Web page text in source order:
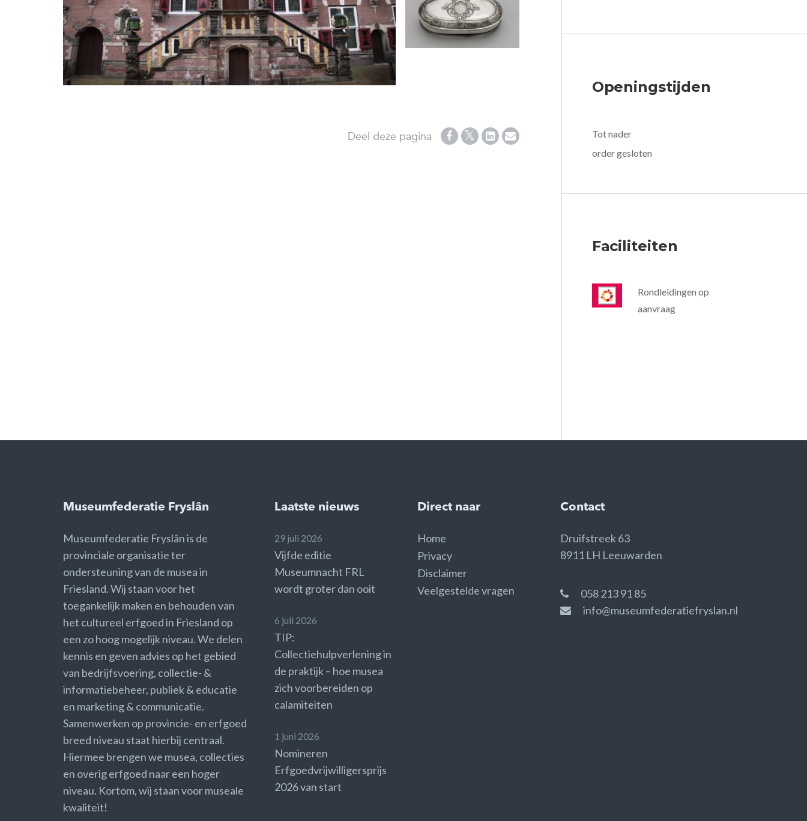
Deel deze pagina
Openingstijden
Tot nader
order gesloten
Faciliteiten
Rondleidingen op
aanvraag
Museumfederatie Fryslân
Museumfederatie Fryslân is de
provinciale organisatie ter
ondersteuning van de musea in
Friesland. Wij staan voor het
toegankelijk maken en behouden van
het cultureel erfgoed in Friesland op
een zo hoog mogelijk niveau. We delen
kennis en geven advies op het gebied
van bedrijfsvoering, collectie- &
informatiebeheer, publiek & educatie
en marketing & communicatie.
Samenwerken op provincie- en erfgoed
breed niveau staat hierbij centraal.
Hiermee brengen we musea, collecties
en overig erfgoed naar een hoger
niveau. Kortom, wij staan voor museale
kwaliteit!
Laatste nieuws
29 juli 2026
Vijfde editie
Museumnacht FRL
wordt groter dan ooit
6 juli 2026
TIP:
Collectiehulpverlening in
de praktijk – hoe musea
zich voorbereiden op
calamiteiten
1 juni 2026
Nomineren
Erfgoedvrijwilligersprijs
2026 van start
Direct naar
Home
Privacy
Disclaimer
Veelgestelde vragen
Contact
Druifstreek 63
8911 LH Leeuwarden
058 213 91 85
info@museumfederatiefryslan.nl